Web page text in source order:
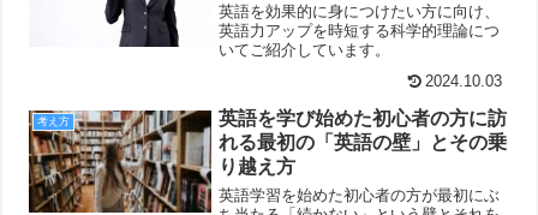
英語を効果的に身につけたい方に向け、
英語力アップを時短する科学的理論につ
いてご紹介しています。
2024.10.03
考え方
英語を学び始めた初心者の方に訪
れる最初の「英語の壁」とその乗
り越え方
英語学習を始めた初心者の方が最初にぶ